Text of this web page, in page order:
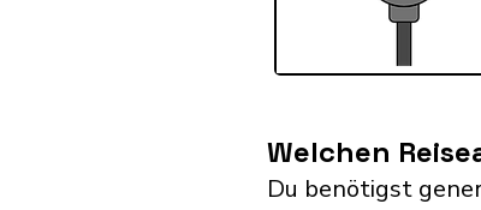
Welchen
Du benötigst